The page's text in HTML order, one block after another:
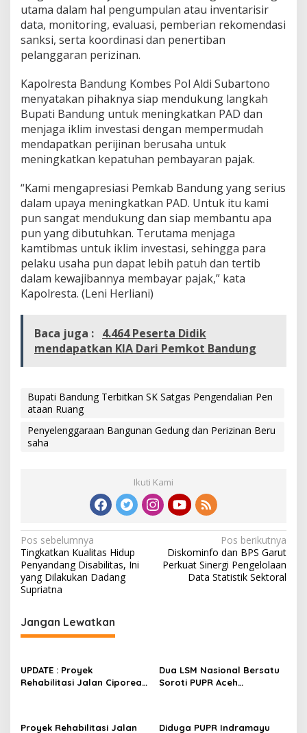
a
a
utama dalam hal pengumpulan atau inventarisir
data, monitoring, evaluasi, pemberian rekomendasi
sanksi, serta koordinasi dan penertiban
pelanggaran perizinan.
Kapolresta Bandung Kombes Pol Aldi Subartono
menyatakan pihaknya siap mendukung langkah
Bupati Bandung untuk meningkatkan PAD dan
menjaga iklim investasi dengan mempermudah
mendapatkan perijinan berusaha untuk
meningkatkan kepatuhan pembayaran pajak.
“Kami mengapresiasi Pemkab Bandung yang serius
dalam upaya meningkatkan PAD. Untuk itu kami
pun sangat mendukung dan siap membantu apa
pun yang dibutuhkan. Terutama menjaga
kamtibmas untuk iklim investasi, sehingga para
pelaku usaha pun dapat lebih patuh dan tertib
dalam kewajibannya membayar pajak,” kata
Kapolresta. (Leni Herliani)
Baca juga : 4.464 Peserta Didik
mendapatkan KIA Dari Pemkot Bandung
Bupati Bandung Terbitkan SK Satgas Pengendalian Pen
ataan Ruang
Penyelenggaraan Bangunan Gedung dan Perizinan Beru
saha
Ikuti Kami
N
a
v
i
g
a
i
Pos sebelumnya
Tingkatkan Kualitas Hidup
Penyandang Disabilitas, Ini
yang Dilakukan Dadang
Supriatna
Pos berikutnya
Diskominfo dan BPS Garut
Perkuat Sinergi Pengelolaan
Data Statistik Sektoral
Jangan Lewatkan
UPDATE : Proyek
Rehabilitasi Jalan Ciporeat
Dua LSM Nasional Bersatu
Soroti PUPR Aceh
Proyek Rehabilitasi Jalan Diduga PUPR Indramayu